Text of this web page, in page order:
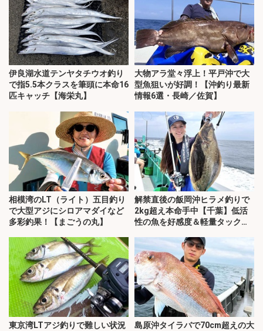
伊良湖水道テンヤタチウオ釣り
で指5.5本クラスを筆頭に本命16
匹キャッチ【海栄丸】
大物アラ堂々浮上！平戸沖で大
型魚狙いが好調！【沖釣り最新
情報6選・長崎／佐賀】
相模湾のLT（ライト）五目釣り
で大型アジにシロアマダイなど
多彩釣果！【まごうの丸】
解禁直後の飯岡沖ヒラメ釣りで
2kg超え本命手中【千葉】低活
性の魚を好感度＆軽量タックル
東京湾LTアジ釣りで難しい状況
島原沖タイラバで70cm超えの大